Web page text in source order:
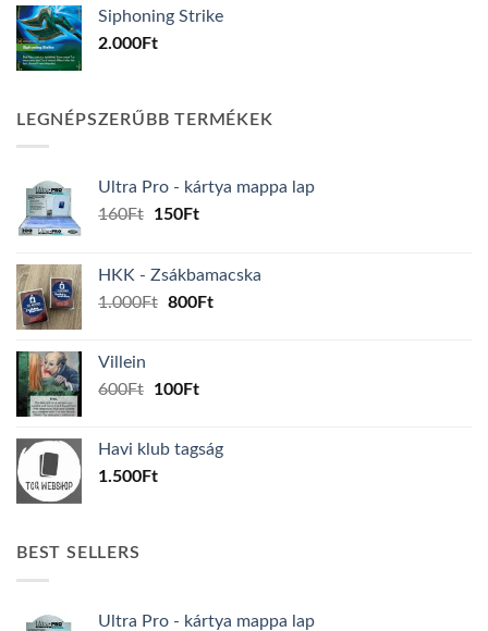
Siphoning Strike
2.000Ft
LEGNÉPSZERŰBB TERMÉKEK
Ultra Pro - kártya mappa lap
160Ft
Original
160Ft.
150FtCurrent
150Ft.
HKK - Zsákbamacska
1.000Ft Original
800FtCurrent
Villein
600Ft
Original
600Ft.
100FtCurrent
100Ft.
Havi klub tagság
1.500Ft
BEST SELLERS
Ultra Pro - kártya mappa lap